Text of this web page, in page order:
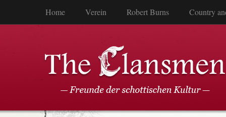
Home Verein Robert Burns Country